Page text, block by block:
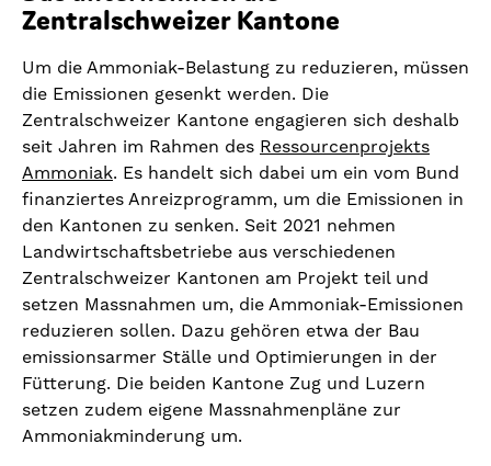
Zentralschweizer Kantone
Um die Ammoniak-Belastung zu reduzieren, müssen
die Emissionen gesenkt werden. Die
Zentralschweizer Kantone engagieren sich deshalb
seit Jahren im Rahmen des Ressourcenprojekts
Ammoniak. Es handelt sich dabei um ein vom Bund
finanziertes Anreizprogramm, um die Emissionen in
den Kantonen zu senken. Seit 2021 nehmen
Landwirtschaftsbetriebe aus verschiedenen
Zentralschweizer Kantonen am Projekt teil und
setzen Massnahmen um, die Ammoniak-Emissionen
reduzieren sollen. Dazu gehören etwa der Bau
emissionsarmer Ställe und Optimierungen in der
Fütterung. Die beiden Kantone Zug und Luzern
setzen zudem eigene Massnahmenpläne zur
Ammoniakminderung um.